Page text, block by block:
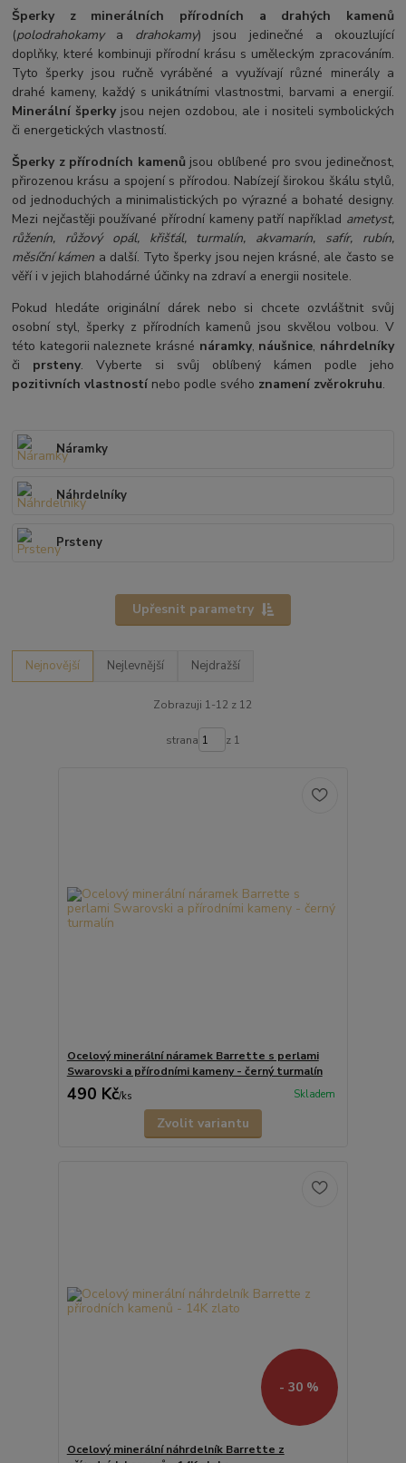
Šperky z minerálních přírodních a drahých kamenů
(polodrahokamy a drahokamy) jsou jedinečné a okouzlující
doplňky, které kombinuji přírodní krásu s uměleckým zpracováním.
Tyto šperky jsou ručně vyráběné a využívají různé minerály a
drahé kameny, každý s unikátními vlastnostmi, barvami a energií.
Minerální šperkyjsou nejen ozdobou, ale i nositeli symbolických
či energetických vlastností.
Šperky z přírodních kamenů jsou oblíbené pro svou jedinečnost,
přirozenou krásu a spojení s přírodou. Nabízejí širokou škálu stylů,
od jednoduchých a minimalistických po výrazné a bohaté designy.
Mezi nejčastěji používané přírodní kameny patří například ametyst,
růženín, růžový opál, křišťál, turmalín, akvamarín, safír, rubín,
měsíční kámen a další. Tyto šperky jsou nejen krásné, ale často se
věří i v jejich blahodárné účinky na zdraví a energii nositele.
Pokud hledáte originální dárek nebo si chcete ozvláštnit svůj
osobní styl, šperky z přírodních kamenů jsou skvělou volbou. V
této kategorii naleznete krásné náramky, náušnice, náhrdelníky
či prsteny. Vyberte si svůj oblíbený kámen podle jeho
pozitivních vlastností nebo podle svého znamení zvěrokruhu.
Náramky
Náhrdelníky
Prsteny
Upřesnit parametry
Nejnovější Nejlevnější Nejdražší
Zobrazuji 1-12 z 12
strana z 1
Ocelový minerální náramek Barrette s perlami
Swarovski a přírodními kameny - černý turmalín
490 Kč/ks Skladem
Zvolit variantu
- 30 %
Ocelový minerální náhrdelník Barrette z